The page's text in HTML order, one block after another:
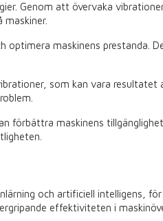
Genom att övervaka
maskinens prestanda.
som kan vara resultatet
förbättra maskinens
och artificiell intelligens,
effektiviteten i